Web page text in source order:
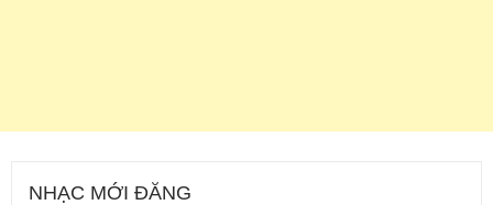
NHẠC MỚI ĐĂNG